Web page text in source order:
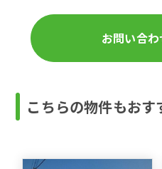
お問い合わ
こちらの物件もおす